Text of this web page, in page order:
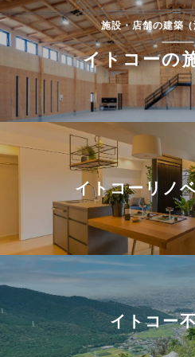
施設・店舗の建築
イトコーの
イトコーリノ
イトコー